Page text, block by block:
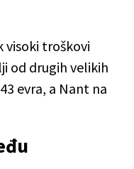
visoki troškovi
od drugih velikih
evra, a Nant na